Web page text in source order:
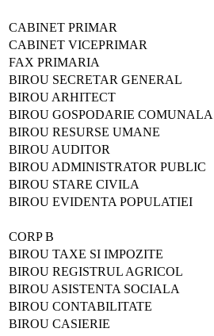
CABINET PRIMAR
CABINET VICEPRIMAR
FAX PRIMARIA
BIROU SECRETAR GENERAL
BIROU ARHITECT
BIROU GOSPODARIE COMUNALA
BIROU RESURSE UMANE
BIROU AUDITOR
BIROU ADMINISTRATOR PUBLIC
BIROU STARE CIVILA
BIROU EVIDENTA POPULATIEI
CORP B
BIROU TAXE SI IMPOZITE
BIROU REGISTRUL AGRICOL
BIROU ASISTENTA SOCIALA
BIROU CONTABILITATE
BIROU CASIERIE